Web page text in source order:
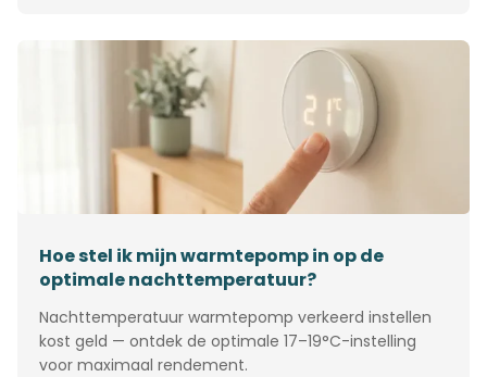
Hoe stel ik mijn warmtepomp in op de
optimale nachttemperatuur?
Nachttemperatuur warmtepomp verkeerd instellen
kost geld — ontdek de optimale 17–19°C-instelling
voor maximaal rendement.